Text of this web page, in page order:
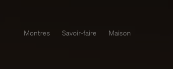
Montres Savoir-faire Maison